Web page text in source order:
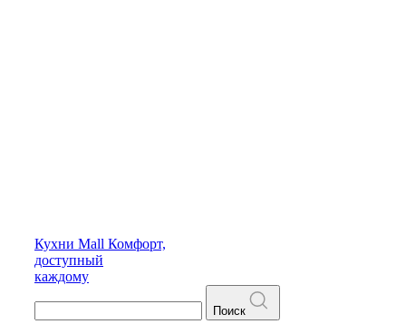
Кухни Mall Комфорт,
доступный
каждому
Поиск